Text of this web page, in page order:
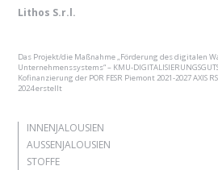
Lithos S.r.l.
Das Projekt/die Maßnahme „Förderung des digitalen
Unternehmenssystems“ – KMU-
Kofinanzierung der POR FESR Piemont 2021-2027 AXIS
2024 erstellt
INNENJALOUSIEN
AUSSENJALOUSIEN
STOFFE